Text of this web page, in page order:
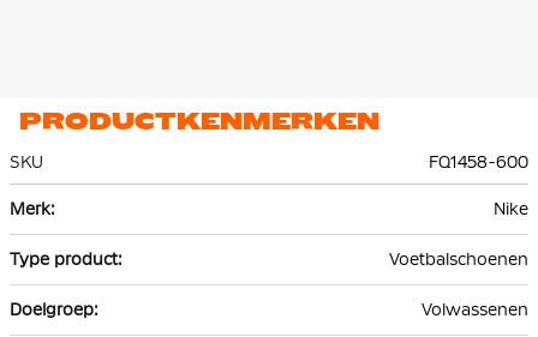
PRODUCTKENMERKEN
SKU
FQ1458-600
informatie
Nike
Voetbalschoenen
Volwassenen